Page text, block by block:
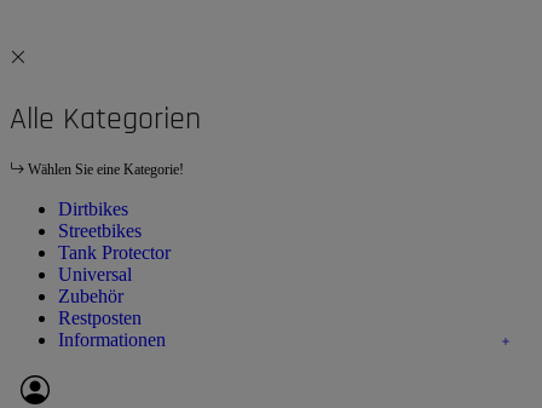
Alle Kategorien
Wählen Sie eine Kategorie!
Dirtbikes
Streetbikes
Tank Protector
Universal
Zubehör
Restposten
Informationen